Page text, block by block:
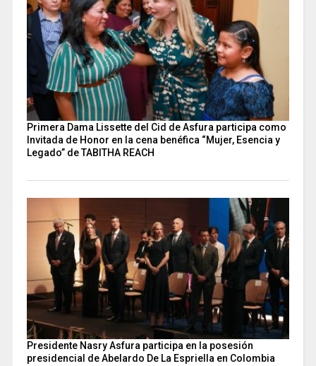
Primera Dama Lissette del Cid de Asfura participa como
Invitada de Honor en la cena benéfica “Mujer, Esencia y
Legado” de TABITHA REACH
Presidente Nasry Asfura participa en la posesión
presidencial de Abelardo De La Espriella en Colombia